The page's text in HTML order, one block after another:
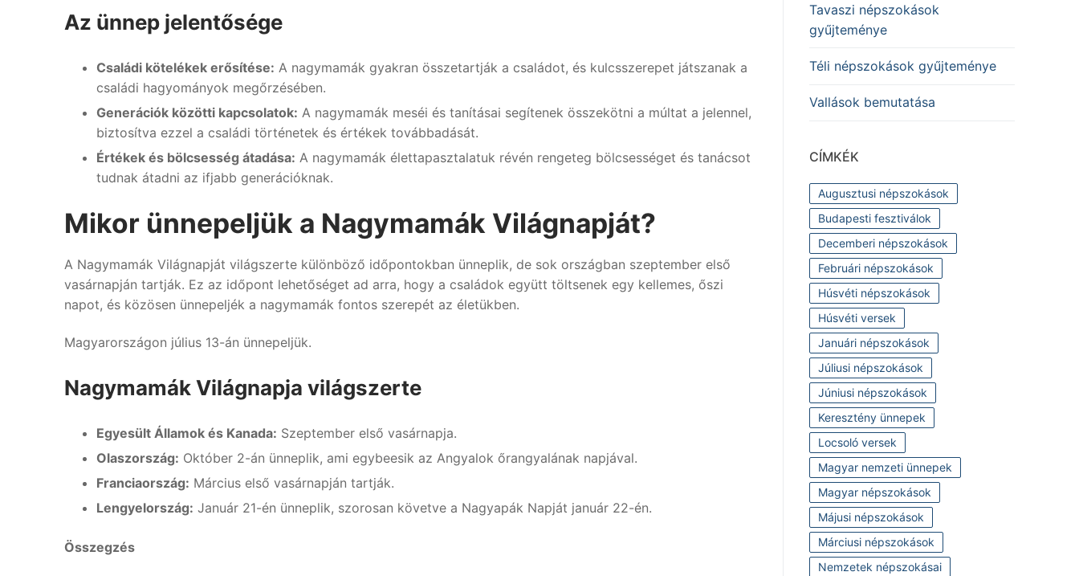
Az ünnep jelentősége
Családi kötelékek erősítése: A nagymamák gyakran összetartják a családot, és kulcsszerepet játszanak a
családi hagyományok megőrzésében.
Generációk közötti kapcsolatok: A nagymamák meséi és tanításai segítenek összekötni a múltat a jelennel,
biztosítva ezzel a családi történetek és értékek továbbadását.
Értékek és bölcsesség átadása: A nagymamák élettapasztalatuk révén rengeteg bölcsességet és tanácsot
tudnak átadni az ifjabb generációknak.
Mikor ünnepeljük a Nagymamák Világnapját?
A Nagymamák Világnapját világszerte különböző időpontokban ünneplik, de sok országban szeptember első
vasárnapján tartják. Ez az időpont lehetőséget ad arra, hogy a családok együtt töltsenek egy kellemes, őszi
napot, és közösen ünnepeljék a nagymamák fontos szerepét az életükben.
Magyarországon július 13-án ünnepeljük.
Nagymamák Világnapja világszerte
Egyesült Államok és Kanada: Szeptember első vasárnapja.
Olaszország: Október 2-án ünneplik, ami egybeesik az Angyalok őrangyalának napjával.
Franciaország: Március első vasárnapján tartják.
Lengyelország: Január 21-én ünneplik, szorosan követve a Nagyapák Napját január 22-én.
Összegzés
Tavaszi népszokások
gyűjteménye
Téli népszokások gyűjteménye
Vallások bemutatása
CÍMKÉK
Augusztusi népszokások
Budapesti fesztiválok
Decemberi népszokások
Februári népszokások
Húsvéti népszokások
Húsvéti versek
Januári népszokások
Júliusi népszokások
Júniusi népszokások
Keresztény ünnepek
Locsoló versek
Magyar nemzeti ünnepek
Magyar népszokások
Májusi népszokások
Márciusi népszokások
Nemzetek népszokásai